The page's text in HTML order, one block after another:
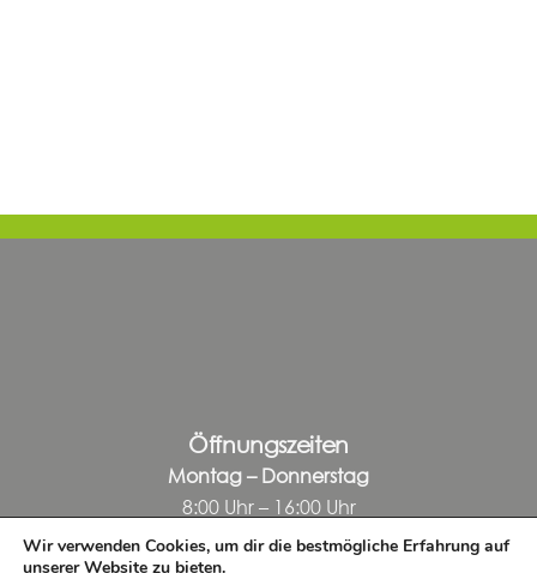
Öffnungszeiten
Montag – Donnerstag
8:00 Uhr – 16:00 Uhr
Freitag
Wir verwenden Cookies, um dir die bestmögliche Erfahrung auf
unserer Website zu bieten.